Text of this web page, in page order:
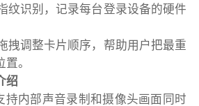
纹识别，记录每台登录设备的硬件
拽调整卡片顺序，帮助用户把最重
。
绍
持内部声音录制和摄像头画面同时